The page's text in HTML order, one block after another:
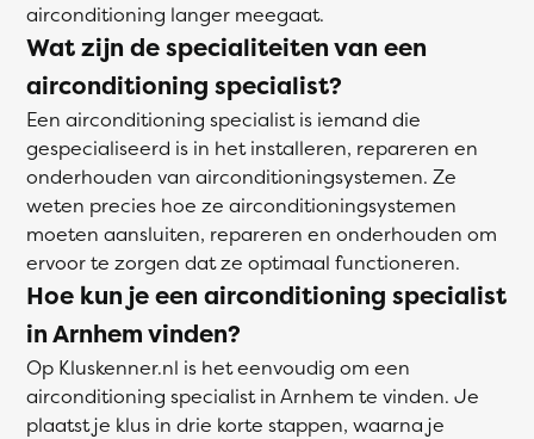
airconditioning langer meegaat.
Wat zijn de specialiteiten van een
airconditioning specialist?
Een airconditioning specialist is iemand die
gespecialiseerd is in het installeren, repareren en
onderhouden van airconditioningsystemen. Ze
weten precies hoe ze airconditioningsystemen
moeten aansluiten, repareren en onderhouden om
ervoor te zorgen dat ze optimaal functioneren.
Hoe kun je een airconditioning specialist
in Arnhem vinden?
Op Kluskenner.nl is het eenvoudig om een
airconditioning specialist in Arnhem te vinden. Je
plaatst je klus in drie korte stappen, waarna je